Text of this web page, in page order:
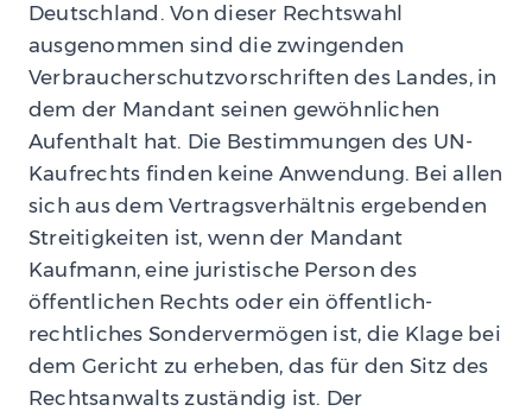
Deutschland. Von dieser Rechtswahl
ausgenommen sind die zwingenden
Verbraucherschutzvorschriften des Landes, in
dem der Mandant seinen gewöhnlichen
Aufenthalt hat. Die Bestimmungen des UN-
Kaufrechts finden keine Anwendung. Bei allen
sich aus dem Vertragsverhältnis ergebenden
Streitigkeiten ist, wenn der Mandant
Kaufmann, eine juristische Person des
öffentlichen Rechts oder ein öffentlich-
rechtliches Sondervermögen ist, die Klage bei
dem Gericht zu erheben, das für den Sitz des
Rechtsanwalts zuständig ist. Der